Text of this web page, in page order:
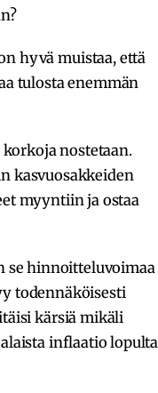
hyvä muistaa, että
tulosta enemmän
nostetaan.
kasvuosakkeiden
myyntiin ja ostaa
se hinnoitteluvoimaa
todennäköisesti
kärsiä mikäli
inflaatio lopulta